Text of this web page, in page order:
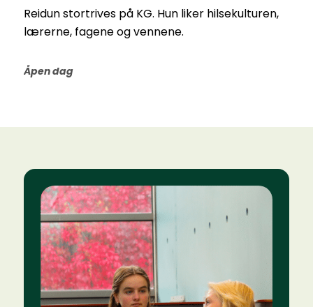
Reidun stortrives på KG. Hun liker hilsekulturen,
lærerne, fagene og vennene.
Åpen dag